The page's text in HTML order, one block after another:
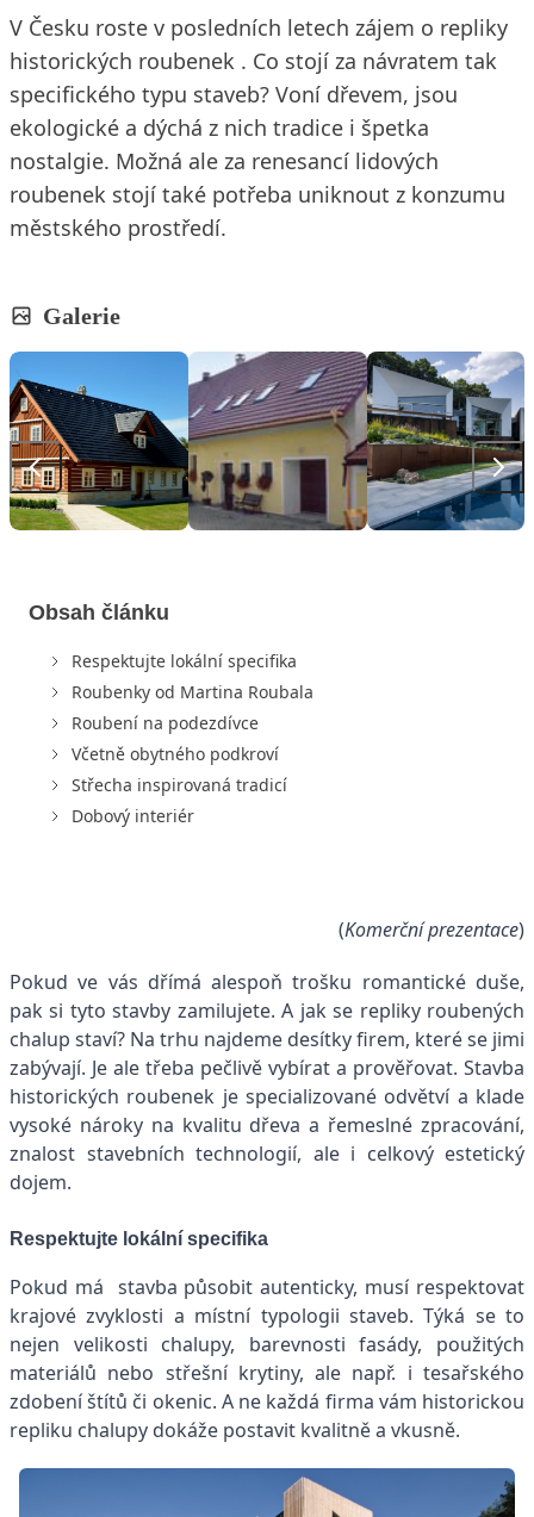
V Česku roste v posledních letech zájem o repliky
historických roubenek . Co stojí za návratem tak
specifického typu staveb? Voní dřevem, jsou
ekologické a dýchá z nich tradice i špetka
nostalgie. Možná ale za renesancí lidových
roubenek stojí také potřeba uniknout z konzumu
městského prostředí.
Galerie
Obsah článku
Respektujte lokální specifika
Roubenky od Martina Roubala
Roubení na podezdívce
Včetně obytného podkroví
Střecha inspirovaná tradicí
Dobový interiér
(Komerční prezentace)
Pokud ve vás dřímá alespoň trošku romantické duše,
pak si tyto stavby zamilujete. A jak se repliky roubených
chalup staví? Na trhu najdeme desítky firem, které se jimi
zabývají. Je ale třeba pečlivě vybírat a prověřovat. Stavba
historických roubenek je specializované odvětví a klade
vysoké nároky na kvalitu dřeva a řemeslné zpracování,
znalost stavebních technologií, ale i celkový estetický
dojem.
Respektujte lokální specifika
Pokud má stavba působit autenticky, musí respektovat
krajové zvyklosti a místní typologii staveb. Týká se to
nejen velikosti chalupy, barevnosti fasády, použitých
materiálů nebo střešní krytiny, ale např. i tesařského
zdobení štítů či okenic. A ne každá firma vám historickou
repliku chalupy dokáže postavit kvalitně a vkusně.